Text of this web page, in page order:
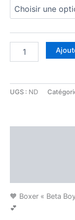
UGS : ND
🧡 Boxer « Beta
💕